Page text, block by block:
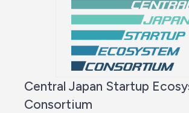
Central Japan Startup
Consortium